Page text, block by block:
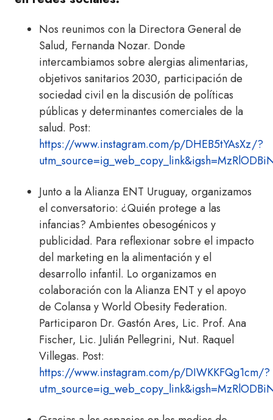
Nos reunimos con la Directora General de
Salud, Fernanda Nozar. Donde
intercambiamos sobre alergias alimentarias,
objetivos sanitarios 2030, participación de
sociedad civil en la discusión de políticas
públicas y determinantes comerciales de la
salud. Post:
https://www.instagram.com/p/DHEB5tYAsXz/?
Junto a la Alianza ENT Uruguay, organizamos
el conversatorio: ¿Quién protege a las
infancias? Ambientes obesogénicos y
publicidad. Para reflexionar sobre el impacto
del marketing en la alimentación y el
desarrollo infantil. Lo organizamos en
colaboración con la Alianza ENT y el apoyo
de Colansa y World Obesity Federation.
Participaron Dr. Gastón Ares, Lic. Prof. Ana
Fischer, Lic. Julián Pellegrini, Nut. Raquel
Villegas. Post:
https://www.instagram.com/p/DIWKKFQg1cm/?